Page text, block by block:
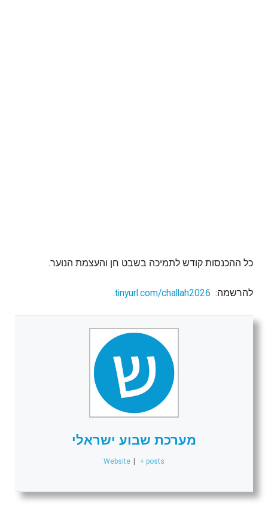
כל‭ ‬ההכנסות‭ ‬קודש‭ ‬לתמיכה‭ ‬בשבט‭ ‬חן‭ ‬והעצמת‭ ‬הנוער‭. ‬
להרשמה: ‭‬ tinyurl.com/challah2026
.
מערכת שבוע ישראלי
Website + posts